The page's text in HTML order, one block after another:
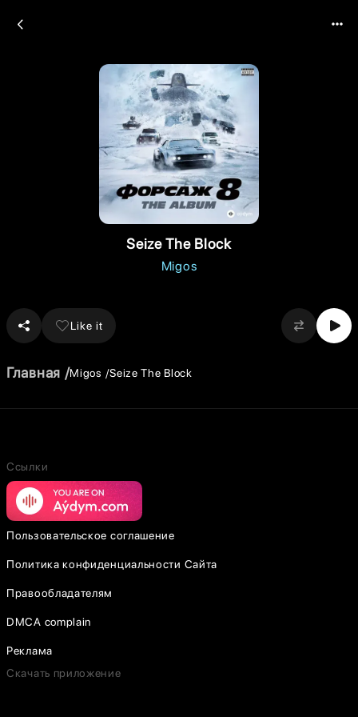
Seize The Block
Migos
Like it
Главная Migos Seize The Block
Ссылки
Пользовательское соглашение
Политика конфиденциальности Сайта
Правообладателям
DMCA complain
Реклама
Скачать приложение